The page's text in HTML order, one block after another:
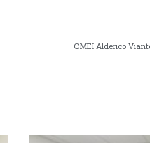
CMEI Alderico